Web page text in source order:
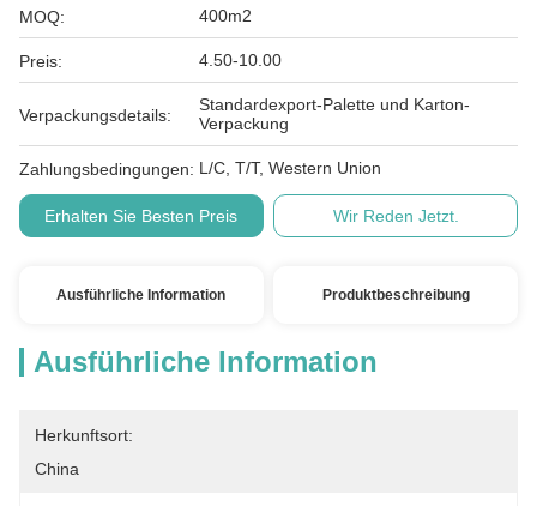
MOQ: 400m2
Preis: 4.50-10.00
Verpackungsdetails:
Standardexport-Palette und Karton-
Verpackung
Zahlungsbedingungen: L/C, T/T, Western Union
Erhalten Sie Besten Preis Wir Reden Jetzt.
Ausführliche Information Produktbeschreibung
Ausführliche Information
Herkunftsort:
China